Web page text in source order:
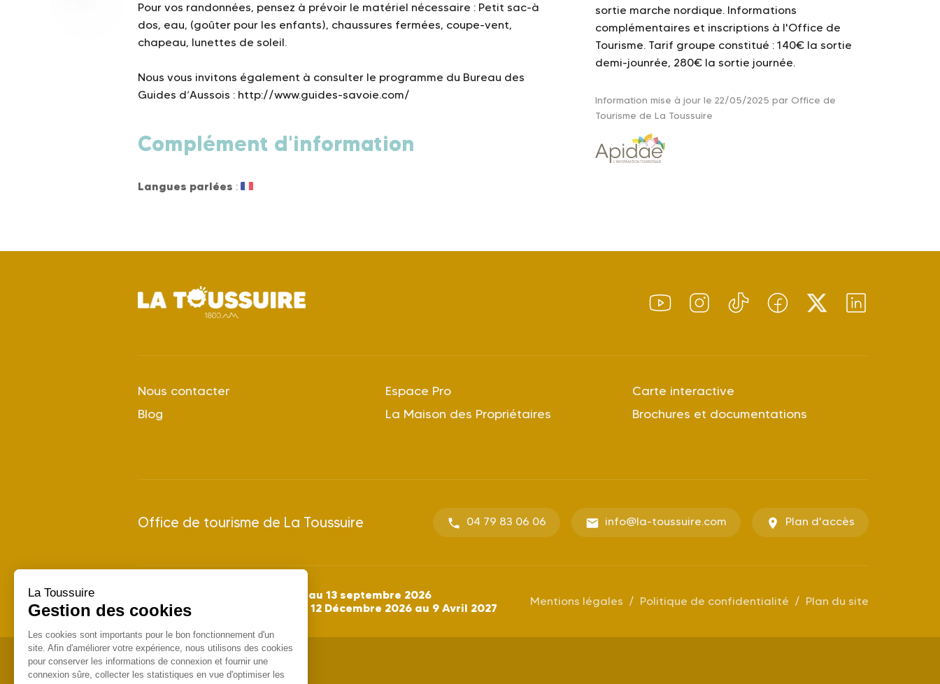
Pour vos randonnées, pensez à prévoir le matériel nécessaire : Petit sac-à
dos, eau, (goûter pour les enfants), chaussures fermées, coupe-vent,
chapeau, lunettes de soleil.
Nous vous invitons également à consulter le programme du Bureau des
Guides d’Aussois : http://www.guides-savoie.com/
Complément d'information
Langues parlées :
sortie marche nordique. Informations
complémentaires et inscriptions à l'Office de
Tourisme. Tarif groupe constitué : 140€ la sortie
demi-jounrée, 280€ la sortie journée.
Information mise à jour le 22/05/2025 par Office de
Tourisme de La Toussuire
Nous contacter
Blog
Espace Pro
La Maison des Propriétaires
Carte interactive
Brochures et documentations
Office de tourisme de La Toussuire 04 79 83 06 06 info@la-toussuire.com Plan d'accès
28 juin au 13 septembre 2026
Saison Hiver 2026/2027 : du 12 Décembre 2026 au 9 Avril 2027 Mentions légales Politique de confidentialité Plan du site
La Toussuire
Gestion des cookies
Les cookies sont importants pour le bon fonctionnement d'un
site. Afin d'améliorer votre expérience, nous utilisons des cookies
pour conserver les informations de connexion et fournir une
connexion sûre, collecter les statistiques en vue d'optimiser les